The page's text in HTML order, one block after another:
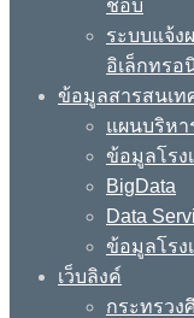
ชอบ
ระบบแจ้ง
อิเล็กทรอ
ข้อมูลสารสนเท
แผนบริห
ข้อมูลโรง
BigData
Data
ข้อมูลโรง
เว็บลิงค์
กระทรวง